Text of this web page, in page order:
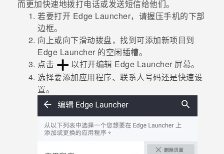
而更加快速地拨打电话或发送短信给他们。
若要打开 Edge Launcher，请握压手机的下部
边框。
向上或向下滑动拨盘，找到可添加新项目到
Edge Launcher 的空闲插槽。
点击
以打开编辑 Edge Launcher 屏幕。
选择要添加应用程序、联系人号码还是快速设
置。